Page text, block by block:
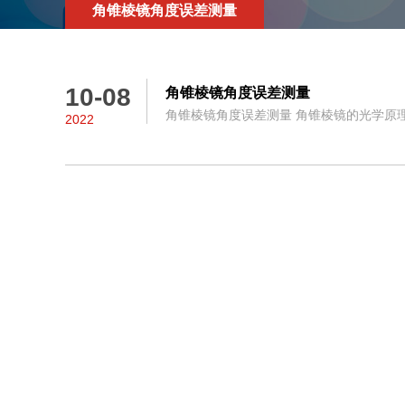
角锥棱镜角度误差测量
10-08
2022
角锥棱镜角度误差测量
角锥棱镜角度误差测量 角锥棱镜的光学原